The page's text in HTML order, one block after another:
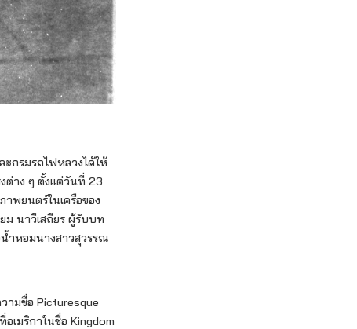
ะกรมรถไฟหลวงได้ให้
ต่าง ๆ ตั้งแต่วันที่ 23
พยนตร์ในเครือของ
ม นาวีเสถียร ผู้รับบท
ำหอมนางสาวสุวรรณ
ามชื่อ Picturesque
เมริกาในชื่อ Kingdom